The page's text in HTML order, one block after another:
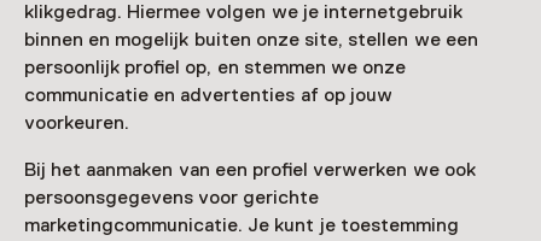
klikgedrag. Hiermee volgen we je internetgebruik
binnen en mogelijk buiten onze site, stellen we een
persoonlijk profiel op, en stemmen we onze
communicatie en advertenties af op jouw
voorkeuren.
Bij het aanmaken van een profiel verwerken we ook
persoonsgegevens voor gerichte
marketingcommunicatie. Je kunt je toestemming
Zien & doen in
Oorlogsmuseum
Medemblik